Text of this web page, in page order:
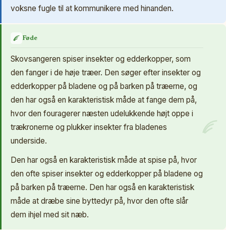
voksne fugle til at kommunikere med hinanden.
Føde
Skovsangeren spiser insekter og edderkopper, som
den fanger i de høje træer. Den søger efter insekter og
edderkopper på bladene og på barken på træerne, og
den har også en karakteristisk måde at fange dem på,
hvor den fouragerer næsten udelukkende højt oppe i
trækronerne og plukker insekter fra bladenes
underside.
Den har også en karakteristisk måde at spise på, hvor
den ofte spiser insekter og edderkopper på bladene og
på barken på træerne. Den har også en karakteristisk
måde at dræbe sine byttedyr på, hvor den ofte slår
dem ihjel med sit næb.